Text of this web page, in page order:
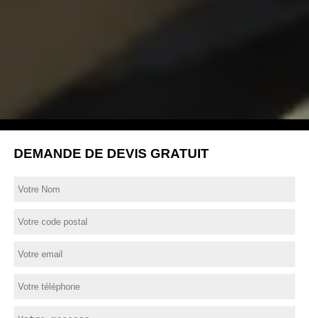
DEMANDE DE DEVIS GRATUIT